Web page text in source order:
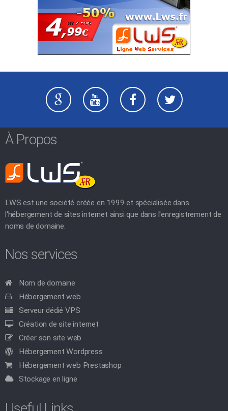
À Propos
LWS est une société créée en 1999 et spécialisée dans
l'hébergement de sites internet ainsi que dans l'enregistrement de
noms de domaine.
Nos services
Nom de domaine
Hébergement web
Serveur dédié VPS
Création de site internet
Créer son site web
Hébergement Wordpress
Hébergement web Prestashop
Stockage en ligne